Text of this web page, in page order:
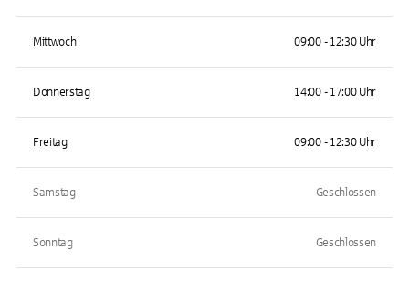
Mittwoch 09:00 - 12:30 Uhr
Donnerstag 14:00 - 17:00 Uhr
Freitag 09:00 - 12:30 Uhr
Samstag Geschlossen
Sonntag Geschlossen